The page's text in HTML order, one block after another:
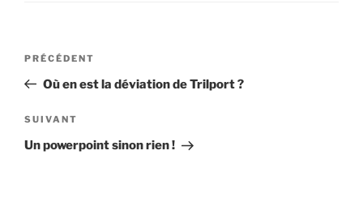
Navigation
l’article
Article
précédent
PRÉCÉDENT
Où en est la déviation de Trilport ?
Article
suivant
SUIVANT
Un powerpoint sinon rien !